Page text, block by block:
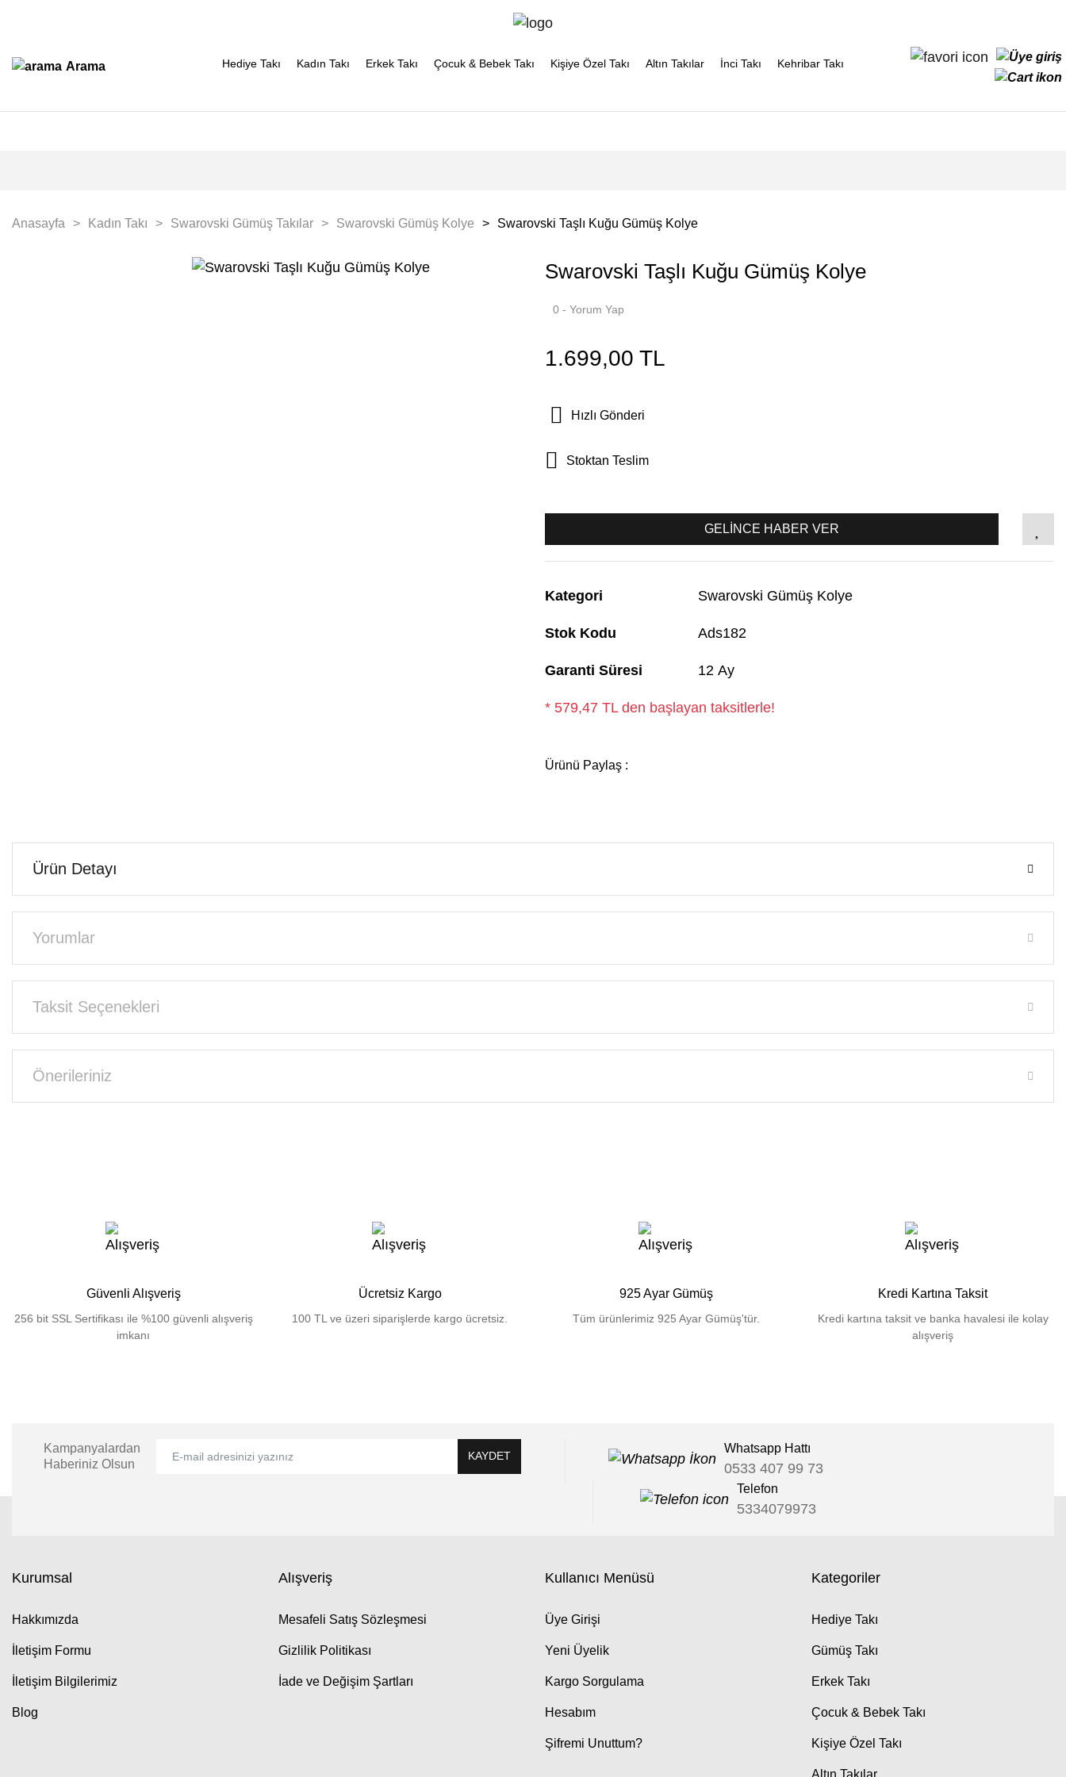
Arama Hediye Takı Kadın Takı Erkek Takı Çocuk & Bebek Takı Kişiye Özel Takı Altın Takılar İnci Takı Kehribar Takı
Anasayfa Kadın Takı Swarovski Gümüş Takılar Swarovski Gümüş Kolye Swarovski Taşlı Kuğu Gümüş Kolye
Swarovski Taşlı Kuğu Gümüş Kolye
0 - Yorum Yap
1.699,00 TL
Hızlı Gönderi
Stoktan Teslim
GELİNCE HABER VER
Kategori Swarovski Gümüş Kolye
Stok Kodu Ads182
Garanti Süresi 12 Ay
* 579,47 TL den başlayan taksitlerle!
Ürünü Paylaş :
Ürün Detayı
Yorumlar
Taksit Seçenekleri
Önerileriniz
Güvenli Alışveriş
256 bit SSL Sertifikası ile %100 güvenli alışveriş
imkanı
Ücretsiz Kargo
100 TL ve üzeri siparişlerde kargo ücretsiz.
925 Ayar Gümüş
Tüm ürünlerimiz 925 Ayar Gümüş'tür.
Kredi Kartına Taksit
Kredi kartına taksit ve banka havalesi ile kolay
alışveriş
Kampanyalardan
Haberiniz Olsun
KAYDET
Whatsapp Hattı
0533 407 99 73
Telefon
5334079973
Kurumsal
Hakkımızda
İletişim Formu
İletişim Bilgilerimiz
Blog
Alışveriş
Mesafeli Satış Sözleşmesi
Gizlilik Politikası
İade ve Değişim Şartları
Kullanıcı Menüsü
Üye Girişi
Yeni Üyelik
Kargo Sorgulama
Hesabım
Şifremi Unuttum?
Kategoriler
Hediye Takı
Gümüş Takı
Erkek Takı
Çocuk & Bebek Takı
Kişiye Özel Takı
Altın Takılar